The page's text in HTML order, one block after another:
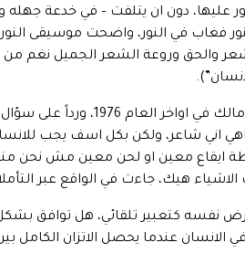
دون ان يتلفت – في خدعة جهله
فغاب في النور، واضحت موسيقى
والحق وروعة الشعر الجميل نغم من
وفي مقابلة تلفزيونية
اني شاعر، ولكن بكل اسف يجب
ايقاع معين او لحن معين مش نحن
هيك، جاءت في الواقع عبر
نفسه كتعبير تلقائي، هل توافق
الانسان عندما يحصل الاتزان